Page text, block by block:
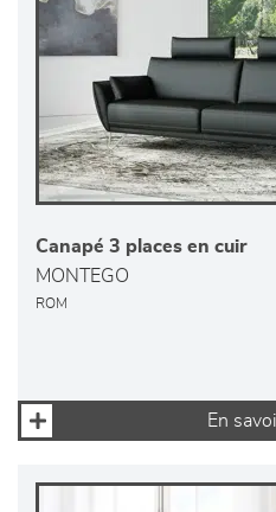
Canapé 3 places en cuir
MONTEGO
ROM
En